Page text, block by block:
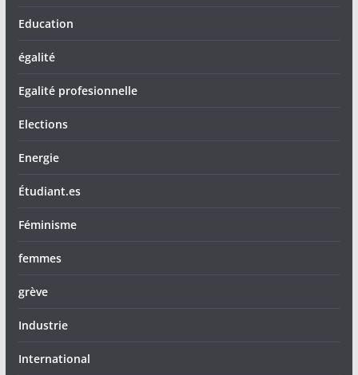
Education
égalité
Egalité profesionnelle
Elections
Energie
Étudiant.es
Féminisme
femmes
grève
Industrie
International